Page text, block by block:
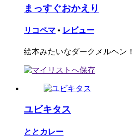
まっすぐおかえり
リコペマ • レビュー
絵本みたいなダークメルヘン！
ユビキタス
ととカレー